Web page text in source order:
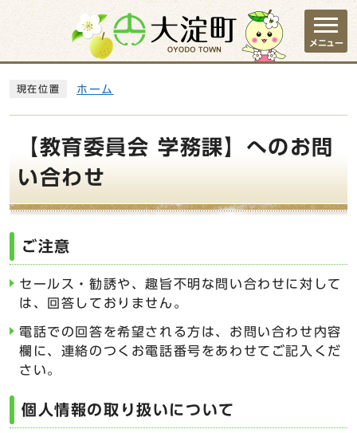
ページの先頭です
メニュー
現在位置 ホーム
【教育委員会 学務課】へのお問
い合わせ
ご注意
セールス・勧誘や、趣旨不明な問い合わせに対して
は、回答しておりません。
電話での回答を希望される方は、お問い合わせ内容
欄に、連絡のつくお電話番号をあわせてご記入くだ
さい。
個人情報の取り扱いについて